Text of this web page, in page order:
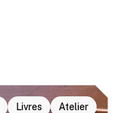
Livres Atelier